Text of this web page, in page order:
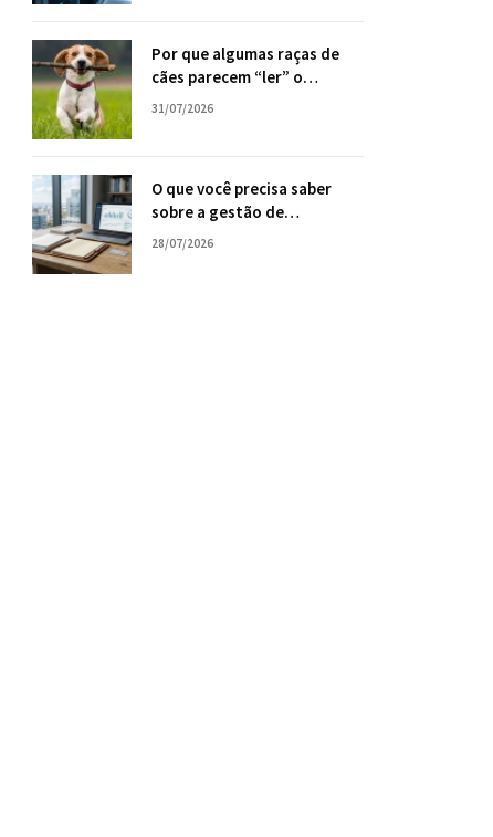
Por que algumas raças de
cães parecem “ler” o
comportamento humano
com tanta facilidade?
31/07/2026
O que você precisa saber
sobre a gestão de
consórcios, com Tiago Oliva
Schietti
28/07/2026